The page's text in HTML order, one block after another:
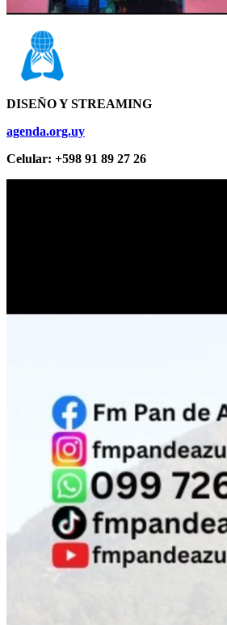
DISEÑO Y STREAMING
agenda.org.uy
Celular: +598 91 89 27 26